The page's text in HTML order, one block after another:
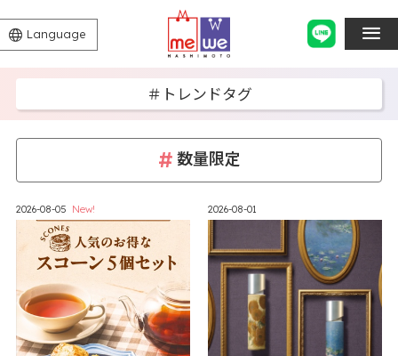
Language
＃トレンドタグ
数量限定
2026-08-05 New! 2026-08-01